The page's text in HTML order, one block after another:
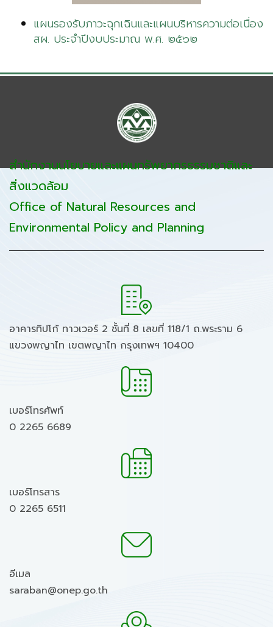
แผนรองรับภาวะฉุกเฉินและแผนบริหารความต่อเนื่อง
สผ. ประจำปีงบประมาณ พ.ศ. ๒๕๖๒
สำนักงานนโยบายและแผนทรัพยากรธรรมชาติและ
สิ่งแวดล้อม
Office of Natural Resources and
Environmental Policy and Planning
อาคารทิปโก้ ทาวเวอร์ 2 ชั้นที่ 8 เลขที่ 118/1 ถ.พระราม 6
แขวงพญาไท เขตพญาไท กรุงเทพฯ 10400
เบอร์โทรศัพท์
0 2265 6689
เบอร์โทรสาร
0 2265 6511
อีเมล
saraban@onep.go.th